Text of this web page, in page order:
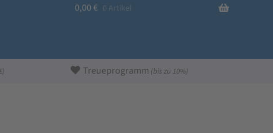
0,00 € 0 Artikel
Treueprogramm (bis zu 10%)